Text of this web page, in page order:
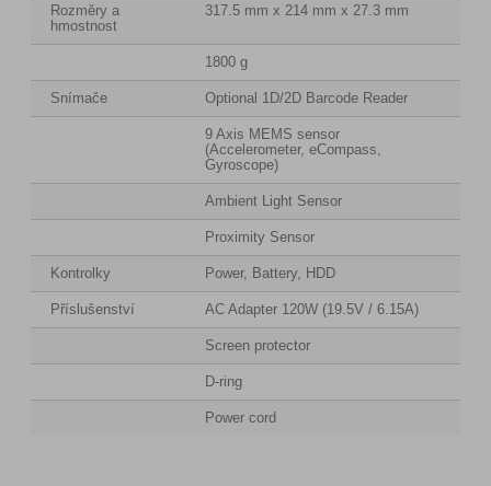
Rozměry a
hmostnost
317.5 mm x 214 mm x 27.3 mm
1800 g
Snímače Optional 1D/2D Barcode Reader
9 Axis MEMS sensor
(Accelerometer, eCompass,
Gyroscope)
Ambient Light Sensor
Proximity Sensor
Kontrolky Power, Battery, HDD
Příslušenství AC Adapter 120W (19.5V / 6.15A)
Screen protector
D-ring
Power cord